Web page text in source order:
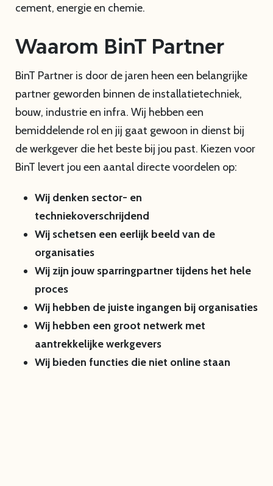
cement, energie en chemie.
Waarom BinT Partner
BinT Partner is door de jaren heen een belangrijke
partner geworden binnen de installatietechniek,
bouw, industrie en infra. Wij hebben een
bemiddelende rol en jij gaat gewoon in dienst bij
de werkgever die het beste bij jou past. Kiezen voor
BinT levert jou een aantal directe voordelen op:
Wij denken sector- en
techniekoverschrijdend
Wij schetsen een eerlijk beeld van de
organisaties
Wij zijn jouw sparringpartner tijdens het hele
proces
Wij hebben de juiste ingangen bij organisaties
Wij hebben een groot netwerk met
aantrekkelijke werkgevers
Wij bieden functies die niet online staan